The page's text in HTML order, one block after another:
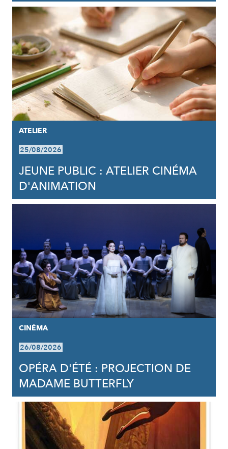
ATELIER
25/08/2026
JEUNE PUBLIC : ATELIER CINÉMA
D'ANIMATION
CINÉMA
26/08/2026
OPÉRA D'ÉTÉ : PROJECTION DE
MADAME BUTTERFLY